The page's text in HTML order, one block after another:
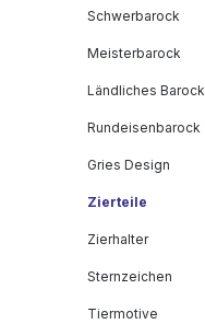
Schwerbarock
Meisterbarock
Ländliches Barock
Rundeisenbarock
Gries Design
Zierteile
Zierhalter
Sternzeichen
Tiermotive